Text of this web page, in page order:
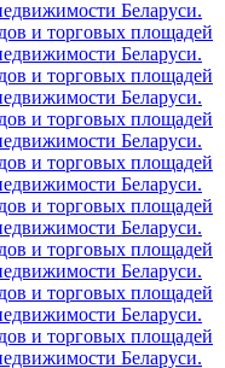
Беларуси.
и торговых площадей
Беларуси.
и торговых площадей
Беларуси.
и торговых площадей
Беларуси.
и торговых площадей
Беларуси.
и торговых площадей
Беларуси.
и торговых площадей
Беларуси.
и торговых площадей
Беларуси.
и торговых площадей
Беларуси.